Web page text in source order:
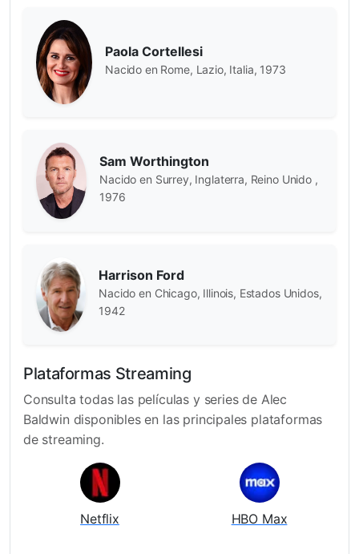
Paola Cortellesi
Nacido en Rome, Lazio, Italia, 1973
Sam Worthington
Nacido en Surrey, Inglaterra, Reino Unido ,
1976
Harrison Ford
Nacido en Chicago, Illinois, Estados Unidos,
1942
Plataformas Streaming
Consulta todas las películas y series de Alec
Baldwin disponibles en las principales plataformas
de streaming.
Netflix HBO Max